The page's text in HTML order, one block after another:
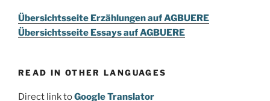
Übersichtsseite Erzählungen auf AGBUERE
Übersichtsseite Essays auf AGBUERE
READ IN OTHER LANGUAGES
Direct link toGoogle Translator